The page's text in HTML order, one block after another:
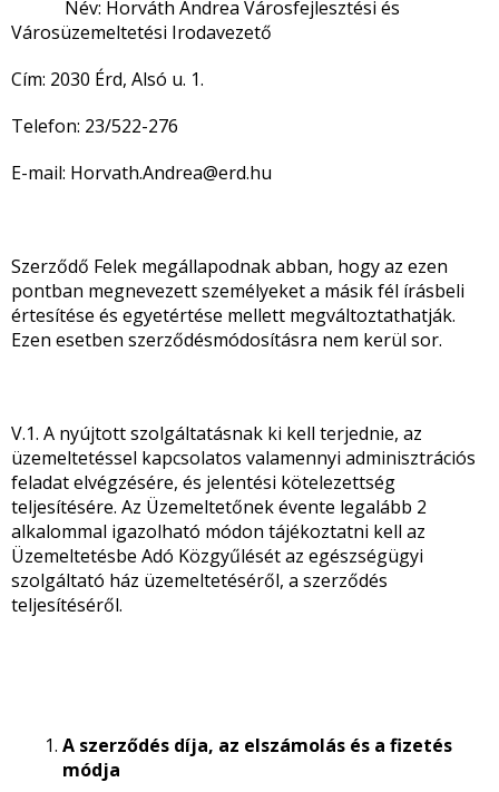
Név: Horváth Andrea Városfejlesztési és
Városüzemeltetési Irodavezető
Cím: 2030 Érd, Alsó u. 1.
Telefon: 23/522-276
E-mail: Horvath.Andrea@erd.hu
Szerződő Felek megállapodnak abban, hogy az ezen
pontban megnevezett személyeket a másik fél írásbeli
értesítése és egyetértése mellett megváltoztathatják.
Ezen esetben szerződésmódosításra nem kerül sor.
V.1. A nyújtott szolgáltatásnak ki kell terjednie, az
üzemeltetéssel kapcsolatos valamennyi adminisztrációs
feladat elvégzésére, és jelentési kötelezettség
teljesítésére. Az Üzemeltetőnek évente legalább 2
alkalommal igazolható módon tájékoztatni kell az
Üzemeltetésbe Adó Közgyűlését az egészségügyi
szolgáltató ház üzemeltetéséről, a szerződés
teljesítéséről.
A szerződés díja, az elszámolás és a fizetés
módja